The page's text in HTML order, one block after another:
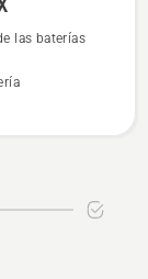
las baterías